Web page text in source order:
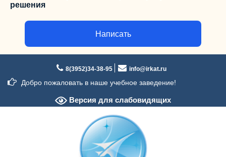
решения
Написать
содержимому
8(3952)34-38-95 info@irkat.ru
Добро пожаловать в наше учебное заведение!
Версия для слабовидящих